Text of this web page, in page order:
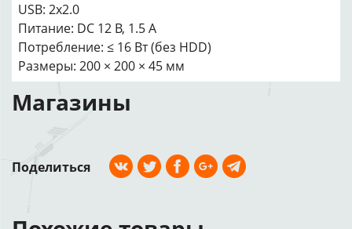
USB: 2x2.0
Питание: DC 12 В, 1.5 А
Потребление: ≤ 16 Вт (без HDD)
Размеры: 200 × 200 × 45 мм
Магазины
Поделиться